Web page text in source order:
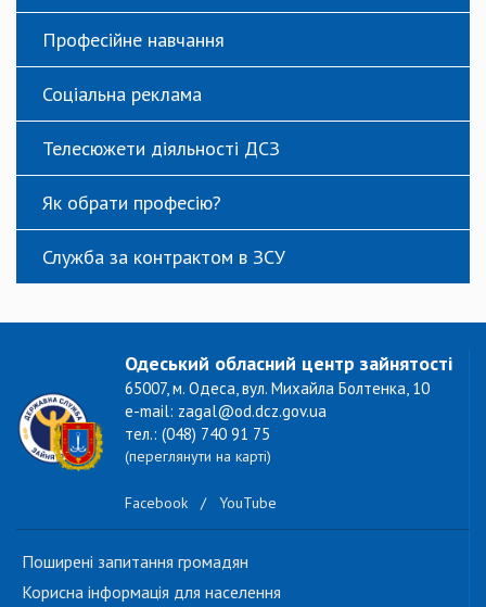
Професійне навчання
Соціальна реклама
Телесюжети діяльності ДСЗ
Як обрати професію?
Служба за контрактом в ЗСУ
Одеський обласний центр зайнятості
65007, м. Одеса, вул. Михайла Болтенка, 10
e-mail: zagal@od.dcz.gov.ua
тел.: (048) 740 91 75
(переглянути на карті)
Facebook / YouTube
Поширені запитання громадян
Корисна інформація для населення